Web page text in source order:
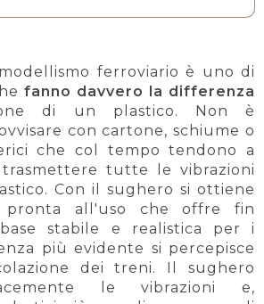
ferroviario è uno di
fanno davvero la differenza
di un plastico. Non è
con cartone, schiume o
che col tempo tendono a
tutte le vibrazioni
Con il sughero si ottiene
pronta all'uso che offre fin
stabile e realistica per i
più evidente si percepisce
dei treni. Il sughero
le vibrazioni e,